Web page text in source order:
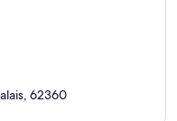
62360